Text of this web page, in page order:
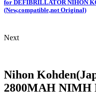
for DEFIBRILLATOR NIHON
(New,compatible,not Original)
Next
Nihon
2800MAH NIMH